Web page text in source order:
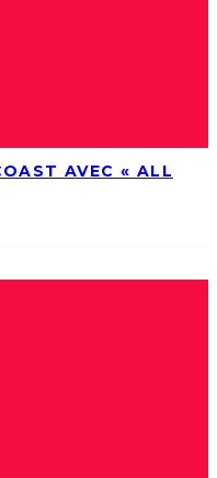
AVEC « ALL